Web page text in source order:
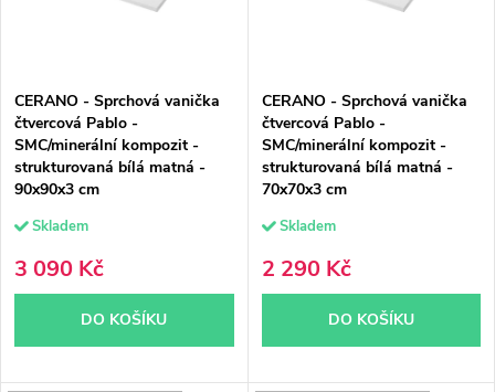
r
o
d
u
k
t
ů
r
o
d
u
k
t
ů
CERANO - Sprchová vanička
čtvercová Pablo -
SMC/minerální kompozit -
strukturovaná bílá matná -
90x90x3 cm
Skladem
3 090 Kč
DO KOŠÍKU
CERANO - Sprchová vanička
čtvercová Pablo -
SMC/minerální kompozit -
strukturovaná bílá matná -
70x70x3 cm
Skladem
2 290 Kč
DO KOŠÍKU